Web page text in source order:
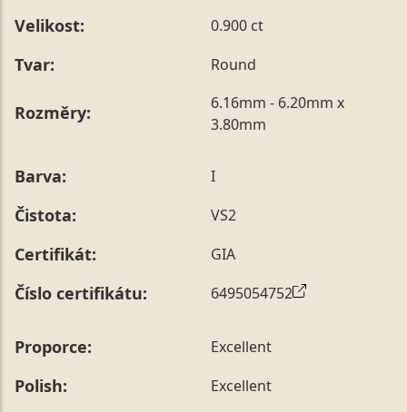
Velikost: 0.900 ct
Tvar: Round
Rozměry:
6.16mm - 6.20mm x
3.80mm
Barva: I
Čistota: VS2
Certifikát: GIA
Číslo certifikátu: 6495054752
Proporce: Excellent
Polish: Excellent